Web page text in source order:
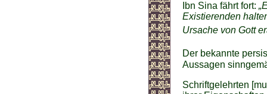
Ibn Sina fährt fort:
Existierenden
Ursache von Gott
Der bekannte
Aussagen
Schriftgelehrten